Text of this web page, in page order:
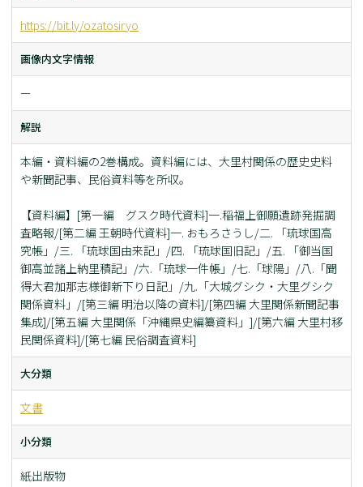
https://bit.ly/ozatosiryo
画像内文字情報
ー
解説
本編・資料編の2巻構成。資料編には、大里村関係の歴史史料
や新聞記事、民俗資料等を所収。
【資料編】[第一編 グスク時代資料]一.稲福上御願遺跡発掘調
査略報/[第二編 王朝時代資料]一. おもろさうし/二. 「琉球国高
究帳」/三. 「琉球国由来記」/四. 「琉球国旧記」/五. 「御当国
御高並諸上納里積記」/六.「琉球一件帳」/七.「球陽」/八.「聞
得大君加那志様御新下り日記」/九.「大城グシク・大里グシク
関係資料」/[第三編 明治以降の資料]/[第四編 大里関係新聞記事
集成]/[第五編 大里関係「沖縄県史編纂資料」]/[第六編 大里村移
民関係資料]/[第七編 民俗調査資料]
大分類
文書
小分類
紙出版物